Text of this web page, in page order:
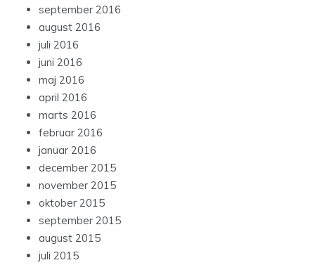
september 2016
august 2016
juli 2016
juni 2016
maj 2016
april 2016
marts 2016
februar 2016
januar 2016
december 2015
november 2015
oktober 2015
september 2015
august 2015
juli 2015